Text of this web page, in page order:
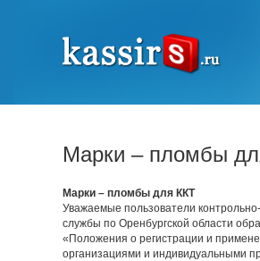
Марки – пломбы
Марки – пломбы для ККТ
Уважаемые пользователи
службы по Оренбургской области
«Положения о регистрации и
организациями и индивидуальными